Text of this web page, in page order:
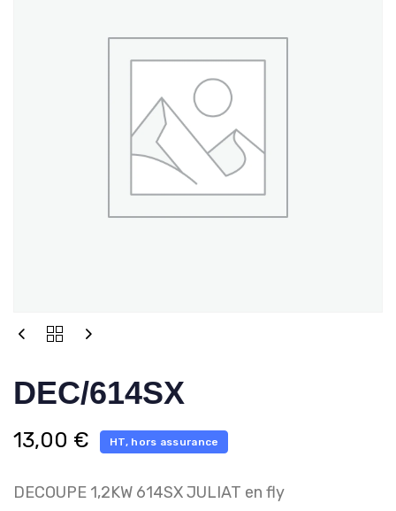
DEC/614SX
13,00 € HT, hors assurance
DECOUPE 1,2KW 614SX JULIAT en fly